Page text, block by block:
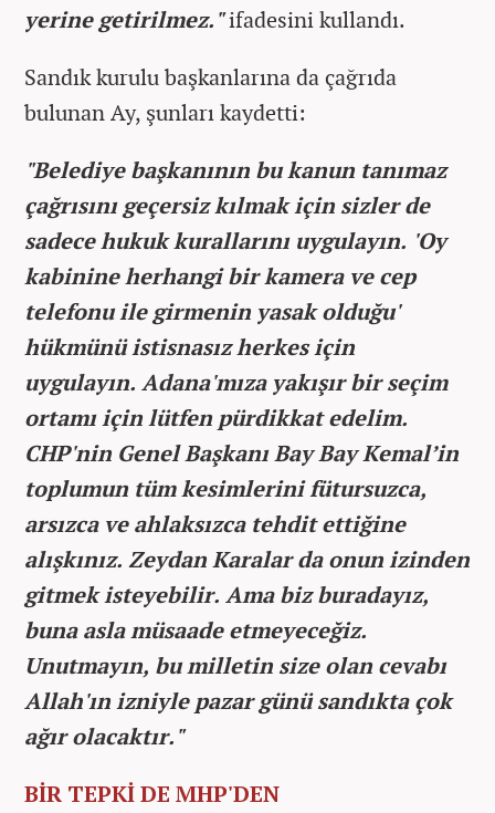
yerine getirilmez."ifadesini kullandı.
Sandık kurulu başkanlarına da çağrıda
bulunan Ay, şunları kaydetti:
"Belediye başkanının bu kanun tanımaz
çağrısını geçersiz kılmak için sizler de
sadece hukuk kurallarını uygulayın. 'Oy
kabinine herhangi bir kamera ve cep
telefonu ile girmenin yasak olduğu'
hükmünü istisnasız herkes için
uygulayın. Adana'mıza yakışır bir seçim
ortamı için lütfen pürdikkat edelim.
CHP'nin Genel Başkanı Bay Bay Kemal’in
toplumun tüm kesimlerini fütursuzca,
arsızca ve ahlaksızca tehdit ettiğine
alışkınız. Zeydan Karalar da onun izinden
gitmek isteyebilir. Ama biz buradayız,
buna asla müsaade etmeyeceğiz.
Unutmayın, bu milletin size olan cevabı
Allah'ın izniyle pazar günü sandıkta çok
ağır olacaktır."
BİR TEPKİ DE MHP'DEN